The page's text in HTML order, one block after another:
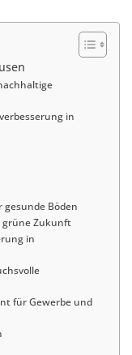
in
Böden
grüne Zukunft
in
für Gewerbe und